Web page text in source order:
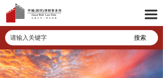
끀
首页
关于华城
业务领域